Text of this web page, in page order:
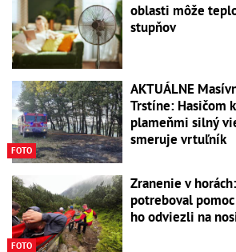
oblasti môže
stupňov
FOTO
AKTUÁLNE
Trstíne: Hasičom
plameňmi silný vietor, na
smeruje vrtuľník
FOTO
Zranenie v
potreboval
ho odviezli na